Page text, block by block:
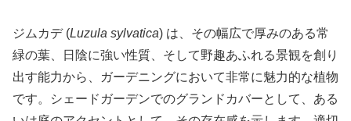
ジムカデ (Luzula sylvatica) は、その幅広で厚みのある常
緑の葉、日陰に強い性質、そして野趣あふれる景観を創り
出す能力から、ガーデニングにおいて非常に魅力的な植物
です。シェードガーデンでのグランドカバーとして、ある